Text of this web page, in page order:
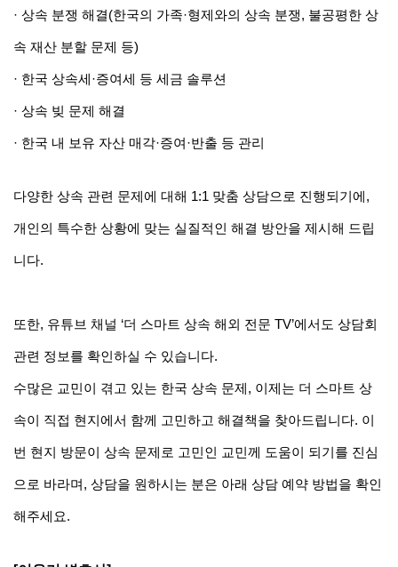
· 상속 분쟁 해결(한국의 가족·형제와의 상속 분쟁, 불공평한 상
속 재산 분할 문제 등)
· 한국 상속세·증여세 등 세금 솔루션
· 상속 빚 문제 해결
· 한국 내 보유 자산 매각·증여·반출 등 관리
다양한 상속 관련 문제에 대해 1:1 맞춤 상담으로 진행되기에,
개인의 특수한 상황에 맞는 실질적인 해결 방안을 제시해 드립
니다.
또한, 유튜브 채널 ‘더 스마트 상속 해외 전문 TV’에서도 상담회
관련 정보를 확인하실 수 있습니다.
수많은 교민이 겪고 있는 한국 상속 문제, 이제는 더 스마트 상
속이 직접 현지에서 함께 고민하고 해결책을 찾아드립니다. 이
번 현지 방문이 상속 문제로 고민인 교민께 도움이 되기를 진심
으로 바라며, 상담을 원하시는 분은 아래 상담 예약 방법을 확인
해주세요.